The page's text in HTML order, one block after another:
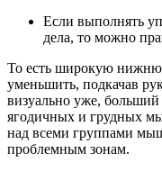
Если выполнять
дела, то можно
То есть широкую
уменьшить, подкачав
визуально уже, больший
ягодичных и грудных
над всеми группами
проблемным зонам.